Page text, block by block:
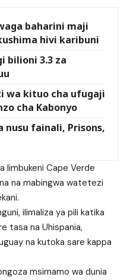
baharini maji
hivi karibuni
bilioni 3.3 za
wa kituo cha ufugaji
cha Kabonyo
nusu fainali, Prisons,
limbukeni Cape Verde
na mabingwa watetezi
ilimaliza ya pili katika
tasa na Uhispania,
na kutoka sare kappa
msimamo wa dunia